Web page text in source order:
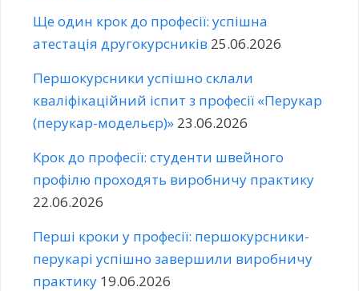
Ще один крок до професії: успішна
атестація другокурсників 25.06.2026
Першокурсники успішно склали
кваліфікаційний іспит з професії «Перукар
(перукар-модельєр)» 23.06.2026
Крок до професії: студенти швейного
профілю проходять виробничу практику
22.06.2026
Перші кроки у професії: першокурсники-
перукарі успішно завершили виробничу
практику 19.06.2026